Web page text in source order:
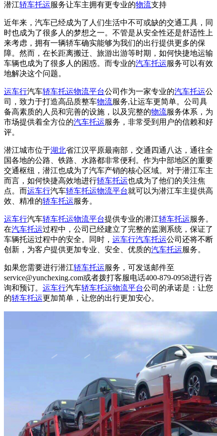
潜江轿车托运服务让车主拥有更专业的物流支持
近年来，汽车已经成为了人们生活中不可或缺的交通工具，同
时也成为了很多人的梦想之一。不管是从安全性还是舒适性上
来考虑，拥有一辆轿车确实能够为我们的出行提供更多的保
障。然而，在长距离搬迁、旅游出游等时期，如何快捷地运输
车辆也成为了很多人的困惑。而专业的汽车托运服务可以有效
地解决这个问题。
运车行汽车轿车托运物流平台公司作为一家专业的汽车托运公
司，致力于打造高品质整车物流服务,让运车更简单。公司具
备高素质的人员和完善的设施，以及完整的物流服务体系，为
市场提供着全方位的汽车托运服务，非常受到用户的信赖和好
评。
潜江城市位于湖北省江汉平原最南部，交通四通八达，通往全
国各地的公路、铁路、水路都非常便利。作为中部地区的重要
交通枢纽，潜江也成为了汽车产销的核心区域。对于潜江车主
而言，如何快捷高效地进行轿车托运也成为了他们的关注焦
点。而运车行汽车轿车托运物流平台就可以为潜江车主提供高
效、精准的轿车托运服务。
运车行汽车轿车托运物流平台提供专业的潜江轿车托运服务。
在汽车托运过程中，公司已经建立了完整的监测系统，保证了
车辆托运过程中的安全。同时， 运车行汽车托运公司还将不断
创新，为客户提供更加专业、安全、优质的汽车托运服务。
如果您需要进行潜江轿车托运服务，可发送邮件至
service@yunchexing.com或者拨打客服电话400-879-0958进行咨
询和预订。 运车行汽车轿车托运物流平台公司的承诺是：让您
的轿车托运更加简单，让您的出行更加安心。